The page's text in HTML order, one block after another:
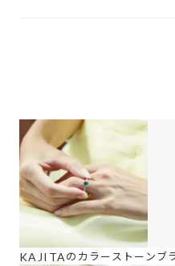
KAJITAの カラーストーンブ